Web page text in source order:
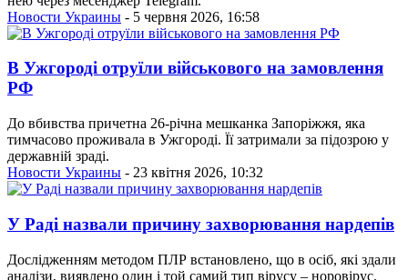
Новости Украины - 5 червня 2026, 16:58
В Ужгороді отруїли військового на замовлення
РФ
До вбивства причетна 26-річна мешканка Запоріжжя, яка
тимчасово проживала в Ужгороді. Її затримали за підозрою у
державній зраді.
Новости Украины - 23 квітня 2026, 10:32
У Раді назвали причину захворювання нардепів
Дослідженням методом ПЛР встановлено, що в осіб, які здали
аналізи, виявлено один і той самий тип вірусу – норовірус.